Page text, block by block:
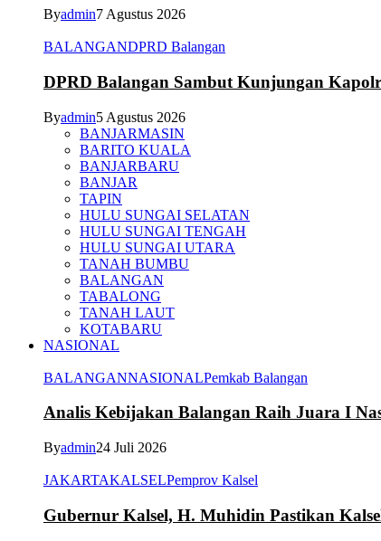
Byadmin7 Agustus 2026
BALANGANDPRD Balangan
DPRD Balangan Sambut Kunjungan
Byadmin5 Agustus 2026
BANJARMASIN
BARITO KUALA
BANJARBARU
BANJAR
TAPIN
HULU SUNGAI SELATAN
HULU SUNGAI TENGAH
HULU SUNGAI UTARA
TANAH BUMBU
BALANGAN
TABALONG
TANAH LAUT
KOTABARU
NASIONAL
BALANGANNASIONALPemkab Balangan
Analis Kebijakan Balangan Raih Juara I
Byadmin24 Juli 2026
JAKARTAKALSELPemprov Kalsel
Gubernur Kalsel, H. Muhidin Pastikan